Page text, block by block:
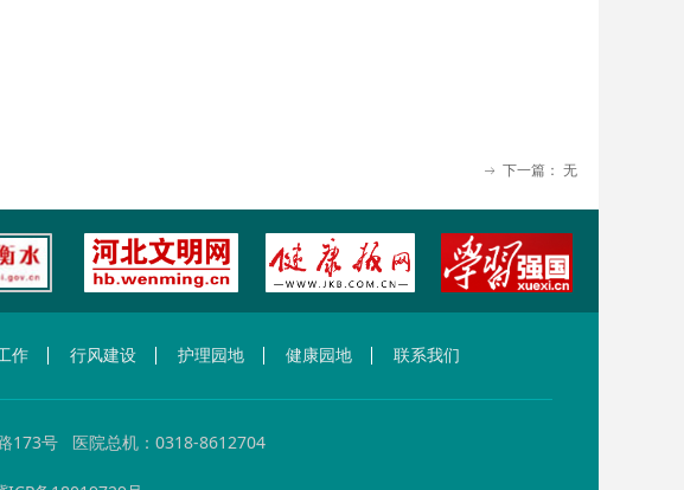
ꁹ 下一篇： 无
作 行风建设 护理园地 健康园地 联系我们
173号 医院总机：0318-8612704